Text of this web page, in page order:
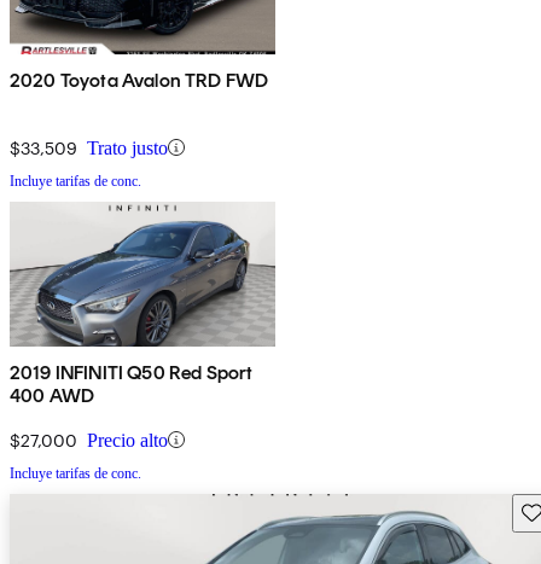
2020 Toyota Avalon TRD FWD
$33,509 Trato justo
Incluye tarifas de conc.
2019 INFINITI Q50 Red Sport
400 AWD
$27,000 Precio alto
Incluye tarifas de conc.